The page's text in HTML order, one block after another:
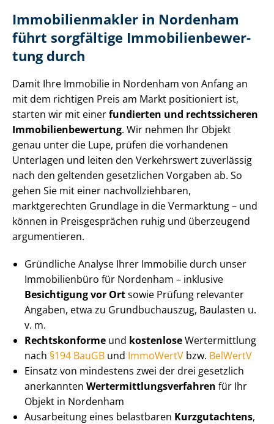
Im­mo­bi­li­en­mak­ler in Nordenham
führt sorgfältige Im­mo­bi­li­en­be­wer­
tung durch
Damit Ihre Immobilie in Nordenham von Anfang an
mit dem richtigen Preis am Markt positioniert ist,
starten wir mit einerfundierten und rechtssicheren
Im­mo­bi­li­en­be­wer­tung. Wir nehmen Ihr Objekt
genau unter die Lupe, prüfen die vorhandenen
Unterlagen und leiten den Verkehrswert zuverlässig
nach den geltenden gesetzlichen Vorgaben ab. So
gehen Sie mit einer nach­voll­zieh­ba­ren,
marktgerechten Grundlage in die Vermarktung – und
können in Preisgesprächen ruhig und überzeugend
argumentieren.
Gründliche Analyse Ihrer Immobilie durch unser
Immobilienbüro für Nordenham – inklusive
Besichtigung vor Ortsowie Prüfung relevanter
Angaben, etwa zu Grundbuchauszug, Baulasten u.
v. m.
Rechtskonforme und kostenloseWertermittlung
nach §194 BauGB und ImmoWertV bzw. BelWertV
Einsatz von mindestens zwei der drei gesetzlich
anerkannten Wert­ermitt­lungs­ver­fah­ren für Ihr
Objekt in Nordenham
Ausarbeitung eines belastbaren Kurzgutachtens,